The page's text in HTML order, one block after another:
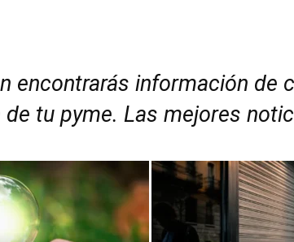
encontrarás información de
tu pyme. Las mejores